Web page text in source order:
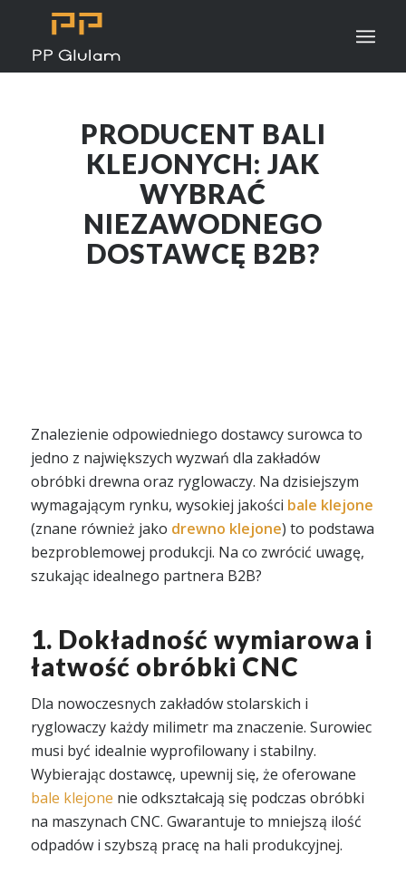
PRODUCENT BALI
KLEJONYCH: JAK
WYBRAĆ
NIEZAWODNEGO
DOSTAWCĘ B2B?
Znalezienie odpowiedniego dostawcy surowca to
jedno z największych wyzwań dla zakładów
obróbki drewna oraz ryglowaczy. Na dzisiejszym
wymagającym rynku, wysokiej jakości bale klejone
(znane również jako drewno klejone) to podstawa
bezproblemowej produkcji. Na co zwrócić uwagę,
szukając idealnego partnera B2B?
1. Dokładność wymiarowa i
łatwość obróbki CNC
Dla nowoczesnych zakładów stolarskich i
ryglowaczy każdy milimetr ma znaczenie. Surowiec
musi być idealnie wyprofilowany i stabilny.
Wybierając dostawcę, upewnij się, że oferowane
bale klejone nie odkształcają się podczas obróbki
na maszynach CNC. Gwarantuje to mniejszą ilość
odpadów i szybszą pracę na hali produkcyjnej.